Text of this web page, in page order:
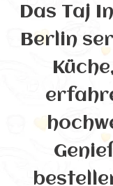
Das Taj
Berlin